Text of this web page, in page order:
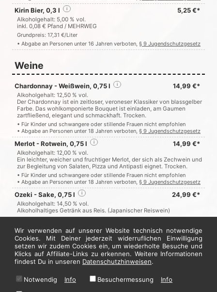
Kirin Bier, 0,3 l 5,25 €*
i
Alkoholgehalt: 5,00 % vol.
inkl. 0,08 € Pfand / MEHRWEG
Grundpreis: 17,31 €/Liter
• Abgabe an Personen unter 16 Jahren verboten, § 9 Jugendschutzgesetz
Weine
Chardonnay - Weißwein, 0,75 l 14,99 €*
i
Alkoholgehalt: 12,50 % vol.
Der Chardonnay ist ein zeitloser, veroneser Klassiker von blassgelber
Farbe. Das wohlkomponierte Bouquet ist einladen, am Gaumen
zartfließend, elegant und schmackhaft. Trocken.
• Für Kinder und schwangere oder stillende Frauen nicht empfohlen
• Abgabe an Personen unter 18 Jahren verboten, § 9 Jugendschutzgesetz
Merlot - Rotwein, 0,75 l 14,99 €*
i
Alkoholgehalt: 12,00 % vol.
Ein leichter, weicher und fruchtiger Merlot, der sich als Zechwein und
zur Begleitung von Salaten, Pizza und Antipasti eignet. Trocken.
• Für Kinder und schwangere oder stillende Frauen nicht empfohlen
• Abgabe an Personen unter 18 Jahren verboten, § 9 Jugendschutzgesetz
Ozeki - Sake, 0,75 l 24,99 €*
i
Alkoholgehalt: 14,50 % vol.
Alkoholhaltiges Getränk aus Reis. (Japanischer Reiswein)
• Für Kinder und schwangere oder stillende Frauen nicht empfohlen
Jetzt hier bestellen
* Alle Preise in Euro inkl. gesetzl. MwSt. Abbildungen können ggf. abweichen.
Wir verwenden auf unserer Website technisch notwendige
Cookies. Mit Deiner jederzeit widerruflichen Einwilligung
setzen wir zudem Cookies ein, um wiederholte Besuche und
Klicks auf Affiliate-Links zu erkennen. Weitere Informationen
findest Du in unseren Datenschutzhinweisen.
Notwendig Info Besuchermessung
Info